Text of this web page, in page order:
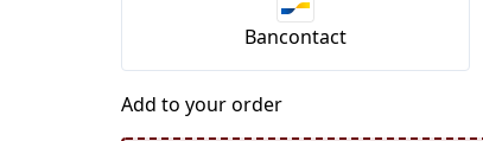
Bancontact
Add to your order